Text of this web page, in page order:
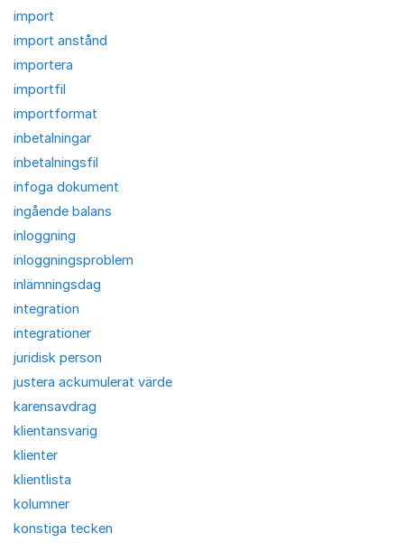
import
import anstånd
importera
importfil
importformat
inbetalningar
inbetalningsfil
infoga dokument
ingående balans
inloggning
inloggningsproblem
inlämningsdag
integration
integrationer
juridisk person
justera ackumulerat värde
karensavdrag
klientansvarig
klienter
klientlista
kolumner
konstiga tecken